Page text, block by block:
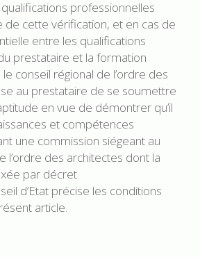
professionnelles
de cette vérification, et en cas de
entre les qualifications
prestataire et la formation
conseil régional de l’ordre des
au prestataire de se soumettre
en vue de démontrer qu’il
et compétences
une commission siégeant au
l’ordre des architectes dont la
par décret.
d’Etat précise les conditions
article.